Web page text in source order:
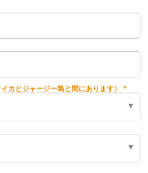
カとジャージー島と間にあります） *